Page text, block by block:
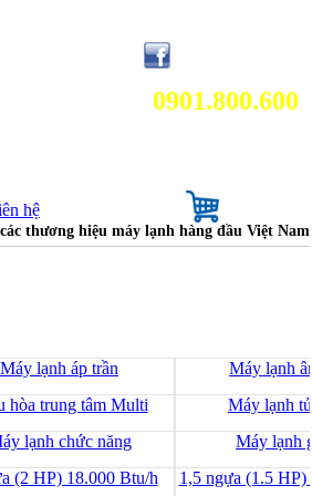
0901.800.600
hệ
thương hiệu máy lạnh hàng đầu Việt Nam
Máy lạnh
Máy lạnh áp trần
Máy lạnh tủ
hòa trung tâm Multi
Máy lạnh
lạnh chức năng
1,5 ngựa (1.5 HP)
(2 HP) 18.000 Btu/h